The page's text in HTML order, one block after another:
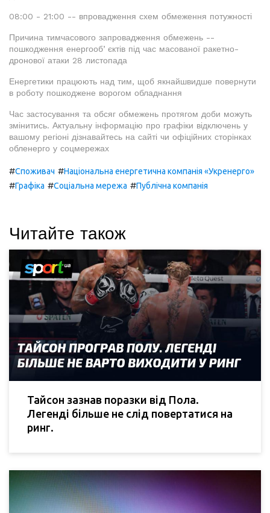
08:00 - 21:00 -- впровадження схем обмеження потужності
Причина тимчасового запровадження обмежень --
пошкодження енергообʼєктів під час масованої ракетно-
дронової атаки 28 листопада
Енергетики працюють над тим, щоб якнайшвидше повернути
в роботу пошкоджене ворогом обладнання
Час застосування та обсяг обмежень протягом доби можуть
змінитись. Актуальну інформацію про графіки відключень у
вашому регіоні дізнавайтесь на сайті чи офіційних сторінках
обленерго у соцмережах
#Споживач #Національна енергетична компанія «Укренерго»
#Графіка #Соціальна мережа #Публічна компанія
Читайте також
Тайсон зазнав поразки від Пола.
Легенді більше не слід повертатися на
ринг.